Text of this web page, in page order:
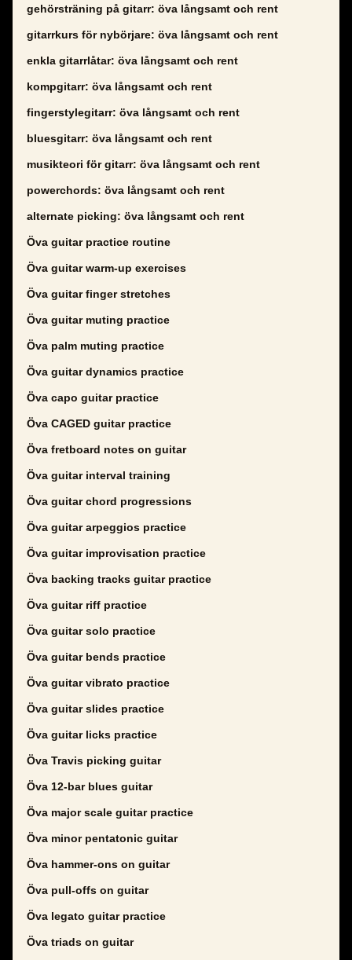
gehörsträning på gitarr: öva långsamt och rent
gitarrkurs för nybörjare: öva långsamt och rent
enkla gitarrlåtar: öva långsamt och rent
kompgitarr: öva långsamt och rent
fingerstylegitarr: öva långsamt och rent
bluesgitarr: öva långsamt och rent
musikteori för gitarr: öva långsamt och rent
powerchords: öva långsamt och rent
alternate picking: öva långsamt och rent
Öva guitar practice routine
Öva guitar warm-up exercises
Öva guitar finger stretches
Öva guitar muting practice
Öva palm muting practice
Öva guitar dynamics practice
Öva capo guitar practice
Öva CAGED guitar practice
Öva fretboard notes on guitar
Öva guitar interval training
Öva guitar chord progressions
Öva guitar arpeggios practice
Öva guitar improvisation practice
Öva backing tracks guitar practice
Öva guitar riff practice
Öva guitar solo practice
Öva guitar bends practice
Öva guitar vibrato practice
Öva guitar slides practice
Öva guitar licks practice
Öva Travis picking guitar
Öva 12-bar blues guitar
Öva major scale guitar practice
Öva minor pentatonic guitar
Öva hammer-ons on guitar
Öva pull-offs on guitar
Öva legato guitar practice
Öva triads on guitar